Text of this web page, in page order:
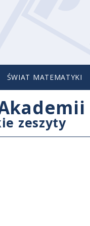
ŚWIAT MATEMATYKI
zeszyty